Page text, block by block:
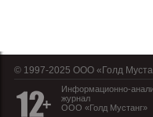
© 1997-2025 OOO «Голд
Информационно-
журнал
ООО «Голд Мустанг»